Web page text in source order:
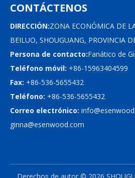
CONTÁCTENOS
DIRECCIÓN:ZONA ECONÓMICA DE
BEILUO, SHOUGUANG, PROVINCIA
Persona de contacto:Fanático de
Teléfono móvil: +86-15963404599
Fax: +86-536-5655432
Teléfono: +86-536-5655432
Correo electrónico:
ginna@esenwood.com